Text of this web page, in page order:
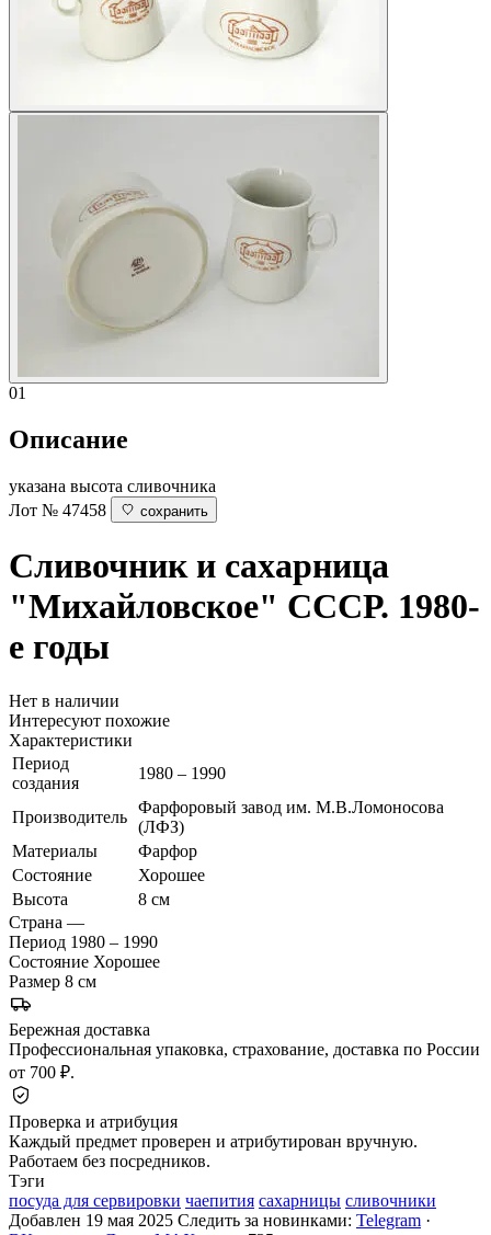
01
Описание
указана высота сливочника
Лот № 47458
сохранить
Сливочник и сахарница
"Михайловское" СССР. 1980-
е годы
Нет в наличии
Интересуют похожие
Характеристики
Период
создания
1980 – 1990
Производитель
Фарфоровый завод им. М.В.Ломоносова
(ЛФЗ)
Материалы
Фарфор
Состояние
Хорошее
Высота
8 см
Страна —
Период 1980 – 1990
Состояние Хорошее
Размер 8 см
Бережная доставка
Профессиональная упаковка, страхование, доставка по России
от 700 ₽.
Проверка и атрибуция
Каждый предмет проверен и атрибутирован вручную.
Работаем без посредников.
Тэги
посуда для сервировки чаепития сахарницы сливочники
Добавлен 19 мая 2025 Следить за новинками: Telegram ·